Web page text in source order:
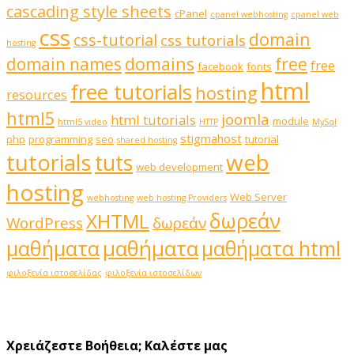
cascading style sheets cPanel cpanel webhosting cpanel web
hosting css css-tutorial css tutorials domain
domain names domains facebook fonts free free
resources free tutorials hosting html
html5 html5 video html tutorials HTTP joomla module MySql
php programming seo shared hosting stigmahost tutorial
tutorialstuts web development web
hosting webhosting web hosting Providers Web Server
WordPressXHTML δωρεάνδωρεάν
μαθήματαμαθήματαμαθήματα html
φιλοξενία ιστοσελίδας φιλοξενία ιστοσελίδων
Χρειάζεστε Βοήθεια; Καλέστε μας